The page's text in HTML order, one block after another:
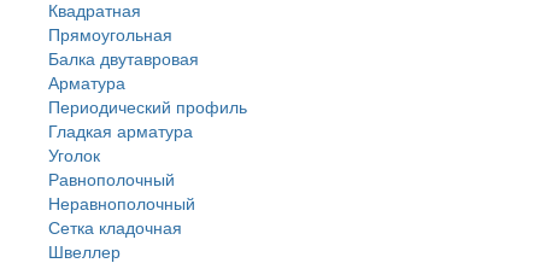
Квадратная
Прямоугольная
Балка двутавровая
Арматура
Периодический профиль
Гладкая арматура
Уголок
Равнополочный
Неравнополочный
Сетка кладочная
Швеллер